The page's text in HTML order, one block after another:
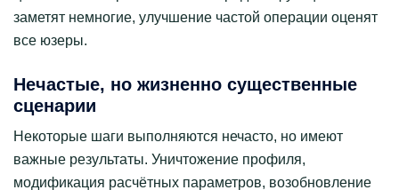
заметят немногие, улучшение частой операции оценят
все юзеры.
Нечастые, но жизненно существенные
сценарии
Некоторые шаги выполняются нечасто, но имеют
важные результаты. Уничтожение профиля,
модификация расчётных параметров, возобновление